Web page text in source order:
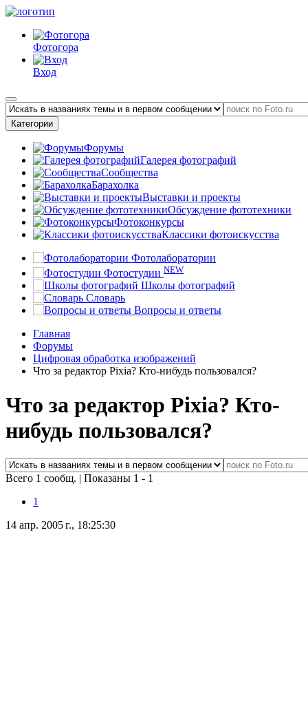
Фотогора
Вход
Категории
Форумы
Галерея фотографий
Сообщества
Барахолка
Выставки и проекты
Обсуждение фототехники
Фотоконкурсы
Классики фотоискусства
Фотолаборатории
Фотостудии NEW
Школы фотографий
Словарь
Вопросы и ответы
Главная
Форумы
Цифровая обработка изображений
Что за редактор Pixia? Кто-нибудь пользовался?
Что за редактор Pixia? Кто-
нибудь пользовался?
Всего 1 сообщ. | Показаны 1 - 1
1
14 апр. 2005 г., 18:25:30